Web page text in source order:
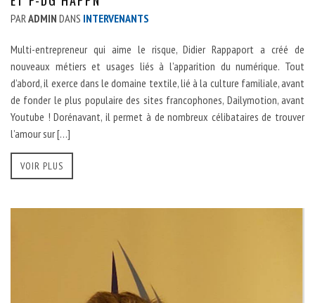
PARADMIN DANS INTERVENANTS
Multi-entrepreneur qui aime le risque, Didier Rappaport a créé de
nouveaux métiers et usages liés à l’apparition du numérique. Tout
d’abord, il exerce dans le domaine textile, lié à la culture familiale, avant
de fonder le plus populaire des sites francophones, Dailymotion, avant
Youtube ! Dorénavant, il permet à de nombreux célibataires de trouver
l’amour sur […]
VOIR PLUS